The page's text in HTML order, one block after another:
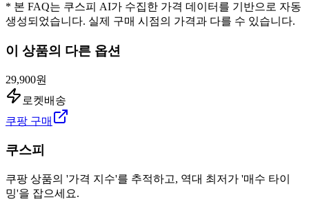
* 본 FAQ는 쿠스피 AI가 수집한 가격 데이터를 기반으로 자동
생성되었습니다. 실제 구매 시점의 가격과 다를 수 있습니다.
이 상품의 다른 옵션
29,900원
로켓배송
쿠팡 구매
쿠스피
쿠팡 상품의 '가격 지수'를 추적하고, 역대 최저가 '매수 타이
밍'을 잡으세요.